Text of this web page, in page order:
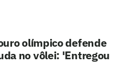
olímpico defende
no vôlei: 'Entregou